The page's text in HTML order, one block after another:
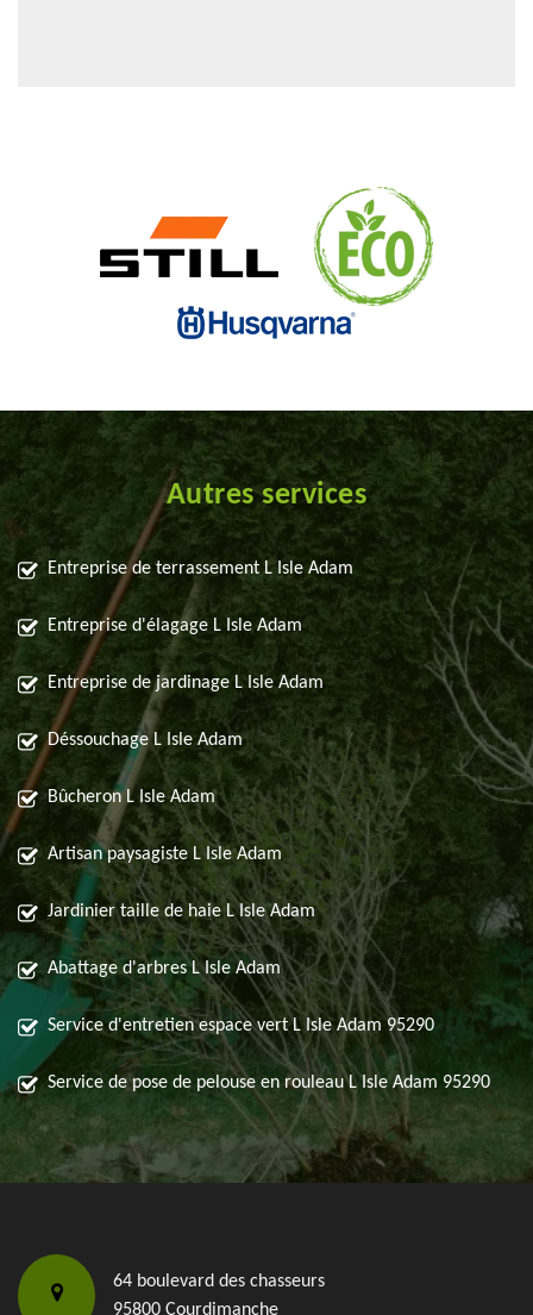
Autres services
Entreprise de terrassement L Isle Adam
Entreprise d'élagage L Isle Adam
Entreprise de jardinage L Isle Adam
Déssouchage L Isle Adam
Bûcheron L Isle Adam
Artisan paysagiste L Isle Adam
Jardinier taille de haie L Isle Adam
Abattage d'arbres L Isle Adam
Service d'entretien espace vert L Isle Adam 95290
Service de pose de pelouse en rouleau L Isle Adam 95290
64 boulevard des chasseurs
95800 Courdimanche